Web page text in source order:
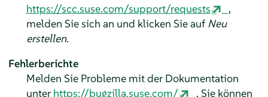
https://scc.suse.com/support/requests
,
melden Sie sich an und klicken Sie auf Neu
erstellen.
Fehlerberichte
Melden Sie Probleme mit der Dokumentation
unter https://bugzilla.suse.com/
. Sie können